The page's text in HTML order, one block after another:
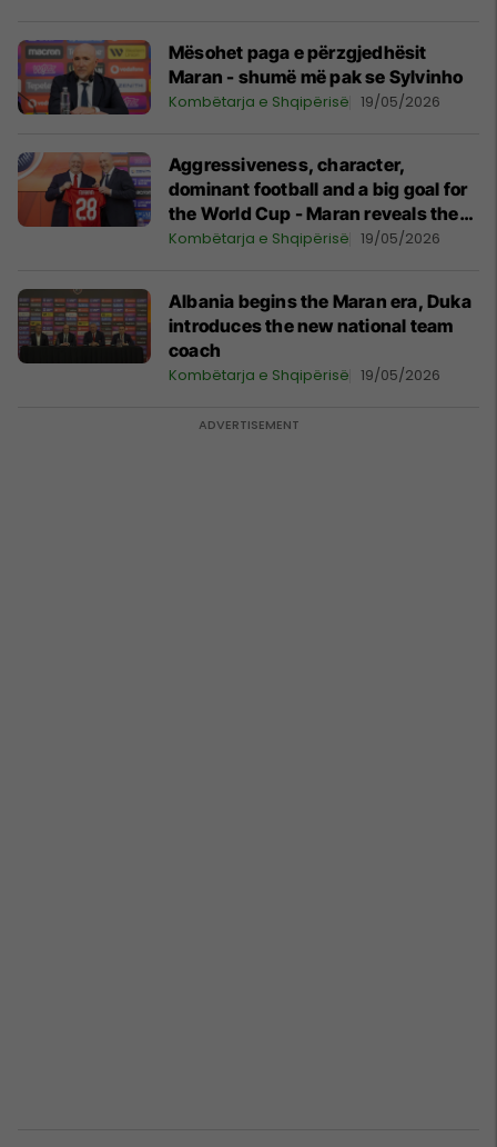
Mësohet paga e përzgjedhësit
Maran - shumë më pak se Sylvinho
Kombëtarja e Shqipërisë 19/05/2026
Aggressiveness, character,
dominant football and a big goal for
the World Cup - Maran reveals the
plan for Albania
Kombëtarja e Shqipërisë 19/05/2026
Albania begins the Maran era, Duka
introduces the new national team
coach
Kombëtarja e Shqipërisë 19/05/2026